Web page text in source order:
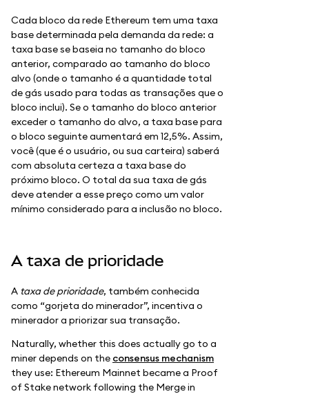
Cada bloco da rede Ethereum tem uma taxa
base determinada pela demanda da rede: a
taxa base se baseia no tamanho do bloco
anterior, comparado ao tamanho do bloco
alvo (onde o tamanho é a quantidade total
de gás usado para todas as transações que o
bloco inclui). Se o tamanho do bloco anterior
exceder o tamanho do alvo, a taxa base para
o bloco seguinte aumentará em 12,5%. Assim,
você (que é o usuário, ou sua carteira) saberá
com absoluta certeza a taxa base do
próximo bloco. O total da sua taxa de gás
deve atender a esse preço como um valor
mínimo considerado para a inclusão no bloco.
A taxa de prioridade
A taxa de prioridade, também conhecida
como “gorjeta do minerador”, incentiva o
minerador a priorizar sua transação.
Naturally, whether this does actually go to a
miner depends on the consensus mechanism
they use: Ethereum Mainnet became a Proof
of Stake network following the Merge in